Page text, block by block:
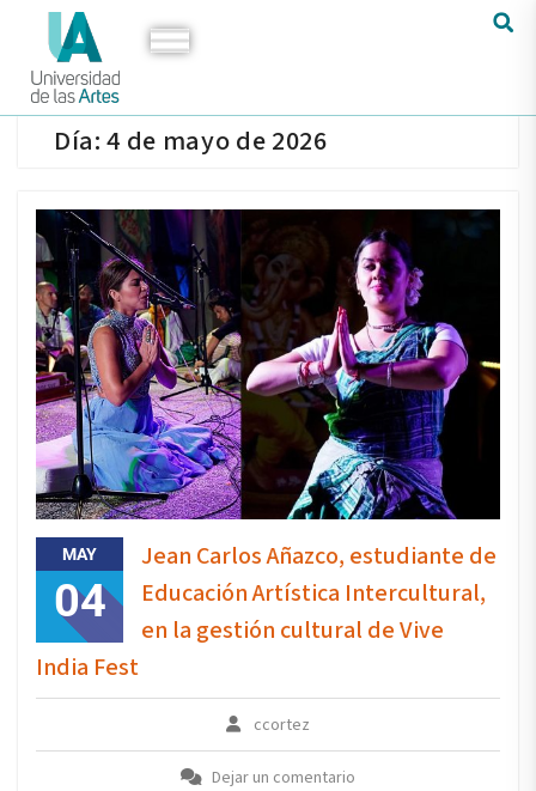
Día:4 de mayo de 2026
MAY
04
Jean Carlos Añazco, estudiante de
Educación Artística Intercultural,
en la gestión cultural de Vive
India Fest
ccortez
Dejar un comentario